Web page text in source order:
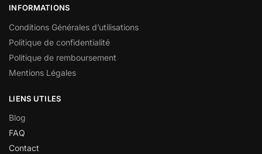
INFORMATIONS
Conditions Générales d’utilisations
Politique de confidentialité
Politique de remboursement
Mentions Légales
LIENS UTILES
Blog
FAQ
Contact